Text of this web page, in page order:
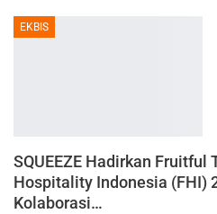
EKBIS
SQUEEZE Hadirkan Fruitful
Hospitality Indonesia (FHI)
Kolaborasi…